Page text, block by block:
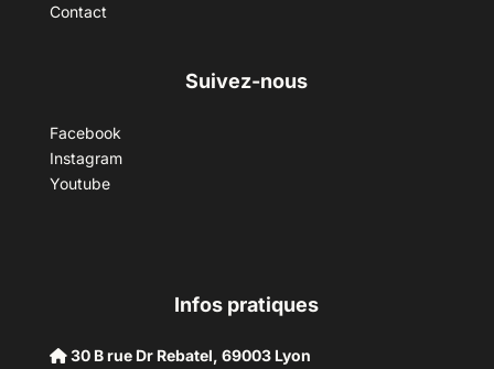
Contact
Suivez-nous
Facebook
Instagram
Youtube
Infos pratiques
30 B rue Dr Rebatel, 69003 Lyon